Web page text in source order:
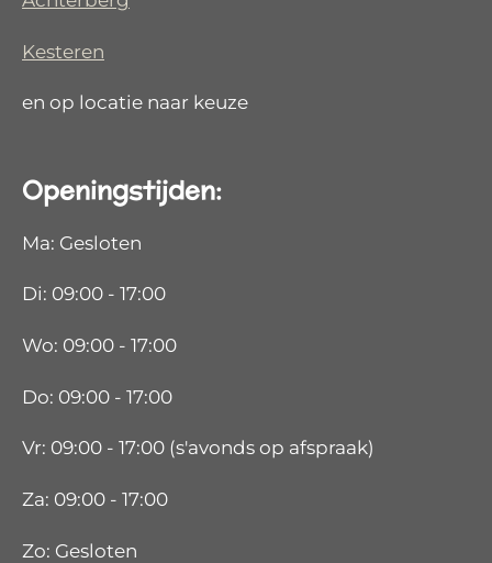
Kesteren
en op locatie naar keuze
Openingstijden:
Ma: Gesloten
Di: 09:00 - 17:00
Wo: 09:00 - 17:00
Do: 09:00 - 17:00
Vr: 09:00 - 17:00 (s'avonds op afspraak)
Za: 09:00 - 17:00
Zo: Gesloten